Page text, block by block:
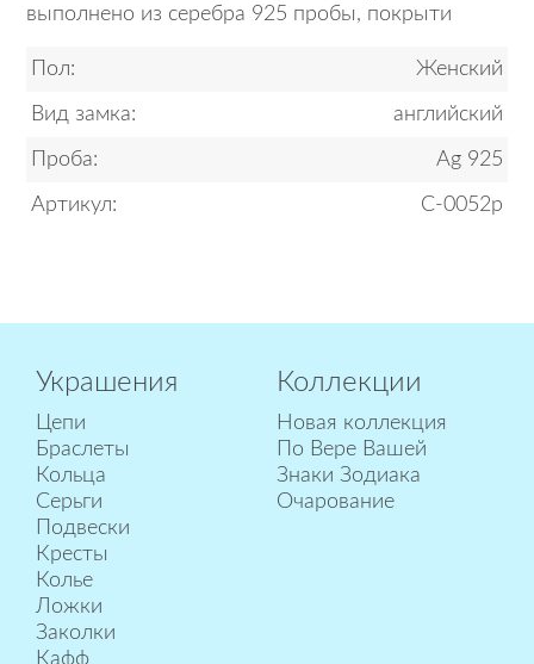
выполнено из серебра 925 пробы, покрыти
Пол: Женский
Вид замка: английский
Проба: Ag 925
Артикул: С-0052р
Украшения
Цепи
Браслеты
Кольца
Серьги
Подвески
Кресты
Колье
Ложки
Заколки
Кафф
Коллекции
Новая коллекция
По Вере Вашей
Знаки Зодиака
Очарование